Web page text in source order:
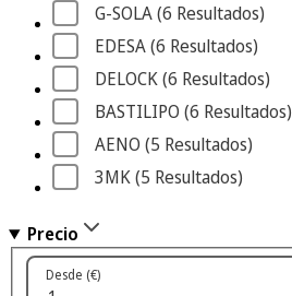
G-SOLA (6 Resultados)
EDESA (6 Resultados)
DELOCK (6 Resultados)
BASTILIPO (6 Resultados)
AENO (5 Resultados)
3MK (5 Resultados)
Precio
Desde (€)